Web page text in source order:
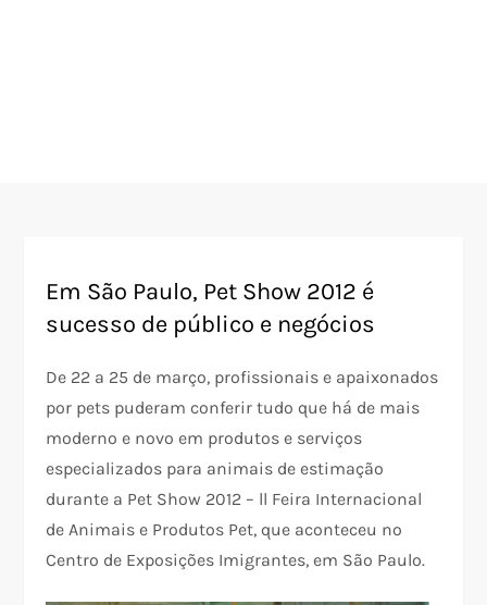
Em São Paulo, Pet Show 2012 é
sucesso de público e negócios
De 22 a 25 de março, profissionais e apaixonados
por pets puderam conferir tudo que há de mais
moderno e novo em produtos e serviços
especializados para animais de estimação
durante a Pet Show 2012 – ll Feira Internacional
de Animais e Produtos Pet, que aconteceu no
Centro de Exposições Imigrantes, em São Paulo.